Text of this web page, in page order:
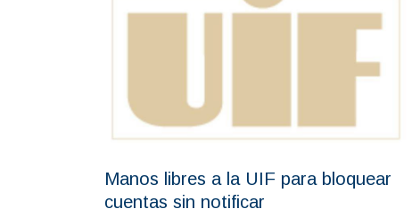
Manos libres a la UIF para bloquear
cuentas sin notificar